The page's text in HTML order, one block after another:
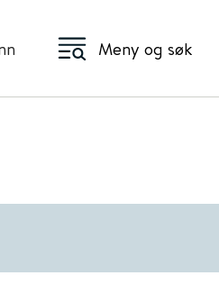
Meny og søk